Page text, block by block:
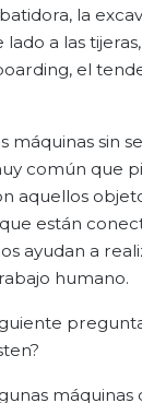
la
lado a las
el
máquinas sin
común que
aquellos
están
ayudan a
humano.
máquinas